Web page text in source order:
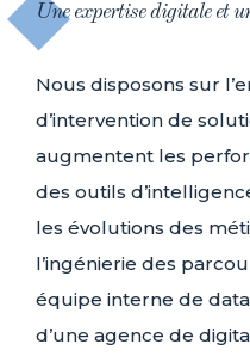
Une expertise digitale et
Nous disposons sur
d’intervention de
augmentent les
des outils
les évolutions des
l’ingénierie des
équipe interne de
d’une agence de